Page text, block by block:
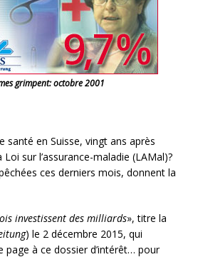
grimpent: octobre 2001
santé en Suisse, vingt ans après
Loi sur l’assurance-maladie (LAMal)?
ces derniers mois, donnent la
investissent des milliards», titre la
) le 2 décembre 2015, qui
page à ce dossier d’intérêt… pour